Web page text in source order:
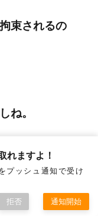
束されるの
ね。
れますよ！
プッシュ通知で受け
拒否 通知開始